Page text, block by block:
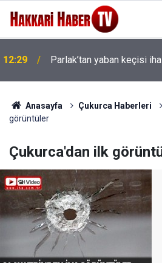
12:29 Parlak’tan yaban keçisi
Anasayfa Çukurca Haberleri
görüntüler
Çukurca'dan ilk